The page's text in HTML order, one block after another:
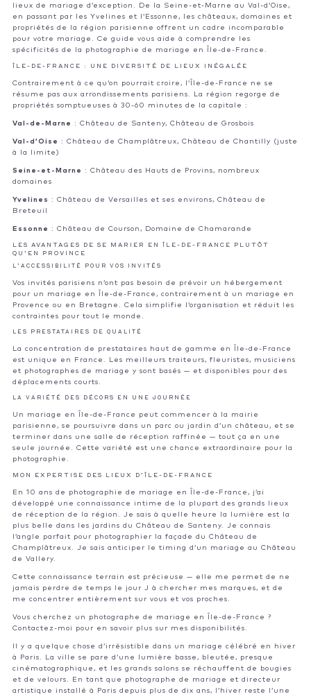
lieux de mariage d’exception. De la Seine-et-Marne au Val-d’Oise,
en passant par les Yvelines et l’Essonne, les châteaux, domaines et
propriétés de la région parisienne offrent un cadre incomparable
pour votre mariage. Ce guide vous aide à comprendre les
spécificités de la photographie de mariage en Île-de-France.
ÎLE-DE-FRANCE : UNE DIVERSITÉ DE LIEUX INÉGALÉE
Contrairement à ce qu’on pourrait croire, l’Île-de-France ne se
résume pas aux arrondissements parisiens. La région regorge de
propriétés somptueuses à 30-60 minutes de la capitale :
Val-de-Marne : Château de Santeny, Château de Grosbois
Val-d’Oise
: Château de Champlâtreux, Château de Chantilly (juste
à la limite)
Seine-et-Marne
: Château des Hauts de Provins, nombreux
domaines
Yvelines
: Château de Versailles et ses environs, Château de
Breteuil
Essonne : Château de Courson, Domaine de Chamarande
LES AVANTAGES DE SE MARIER EN ÎLE-DE-FRANCE PLUTÔT
QU’EN PROVINCE
L’ACCESSIBILITÉ POUR VOS INVITÉS
Vos invités parisiens n’ont pas besoin de prévoir un hébergement
pour un mariage en Île-de-France, contrairement à un mariage en
Provence ou en Bretagne. Cela simplifie l’organisation et réduit les
contraintes pour tout le monde.
LES PRESTATAIRES DE QUALITÉ
La concentration de prestataires haut de gamme en Île-de-France
est unique en France. Les meilleurs traiteurs, fleuristes, musiciens
et photographes de mariage y sont basés — et disponibles pour des
déplacements courts.
LA VARIÉTÉ DES DÉCORS EN UNE JOURNÉE
Un mariage en Île-de-France peut commencer à la mairie
parisienne, se poursuivre dans un parc ou jardin d’un château, et se
terminer dans une salle de réception raffinée — tout ça en une
seule journée. Cette variété est une chance extraordinaire pour la
photographie.
MON EXPERTISE DES LIEUX D’ÎLE-DE-FRANCE
En 10 ans de photographie de mariage en Île-de-France, j’ai
développé une connaissance intime de la plupart des grands lieux
de réception de la région. Je sais à quelle heure la lumière est la
plus belle dans les jardins du Château de Santeny. Je connais
l’angle parfait pour photographier la façade du Château de
Champlâtreux. Je sais anticiper le timing d’un mariage au Château
de Vallery.
Cette connaissance terrain est précieuse — elle me permet de ne
jamais perdre de temps le jour J à chercher mes marques, et de
me concentrer entièrement sur vous et vos proches.
Vous cherchez un photographe de mariage en Île-de-France ?
Contactez-moi
pour en savoir plus sur mes disponibilités.
Il y a quelque chose d’irrésistible dans un mariage célébré en hiver
à Paris. La ville se pare d’une lumière basse, bleutée, presque
cinématographique, et les grands salons se réchauffent de bougies
et de velours. En tant que photographe de mariage et directeur
artistique installé à Paris depuis plus de dix ans, l’hiver reste l’une